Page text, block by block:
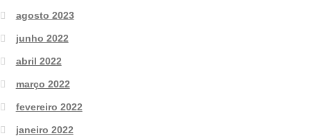
agosto 2023
junho 2022
abril 2022
março 2022
fevereiro 2022
janeiro 2022